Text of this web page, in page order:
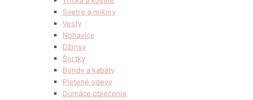
Svetre a mikiny
Vesty
Nohavice
Džínsy
Šortky
Bundy a kabáty
Pletené odevy
Domáce oblečenie